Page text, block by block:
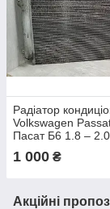
Радіатор
Volkswagen
Пасат Б6 1.8 – 2.0
1 000 ₴
Акційні